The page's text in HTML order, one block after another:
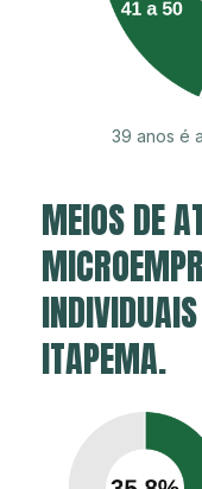
39 anos é
MEIOS DE
ITAPEMA.